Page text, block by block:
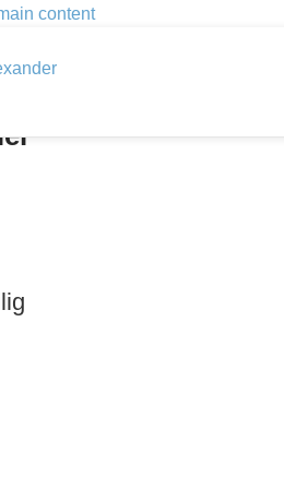
content